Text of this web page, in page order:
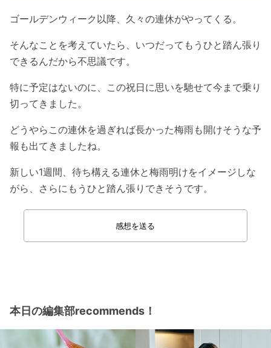
ゴールデンウィーク以降、久々の連休がやってくる。
そんなことを考えていたら、いつだってもうひと踏ん張り
できるんだから不思議です。
特に予定はないのに、この祝日に思いを馳せて今まで乗り
切ってきました。
どうやらこの連休を過ぎれば長かった梅雨も開けそうな予
報も出てきましたね。
新しい1週間、待ち構える連休と梅雨明けをイメージしな
がら、さらにもうひと踏ん張りできそうです。
感想を送る
本日の編集部recommends！